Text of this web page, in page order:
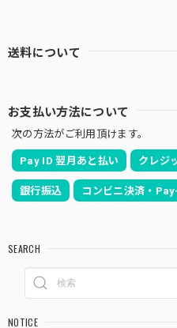
送料について
お支払い方法について
次の方法がご利用頂けます。
Pay ID 翌月あと払い クレジ
銀行振込 コンビニ決済・
SEARCH
NOTICE